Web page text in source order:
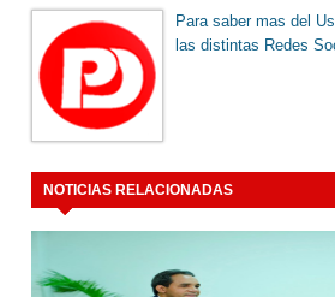
Para saber mas del
las distintas Redes
NOTICIAS RELACIONADAS